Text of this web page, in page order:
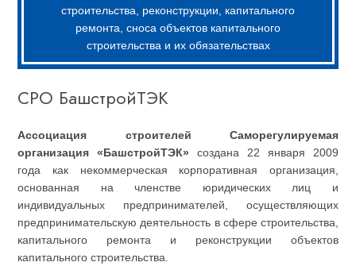
строительства, реконструкции, капитального
ремонта, сноса объектов капитального
строительства и их обязательствах
СРО БашстройТЭК
Ассоциация строителей Саморегулируемая
организация «БашстройТЭК» создана 22 января 2009
года как некоммерческая корпоративная организация,
основанная на членстве юридических лиц и
индивидуальных предпринимателей, осуществляющих
предпринимательскую деятельность в сфере строительства,
капитального ремонта и реконструкции объектов
капитального строительства.